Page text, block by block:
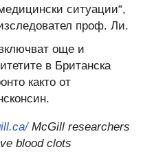
ситуации“,
проф. Ли.
още и
в Британска
както от
McGill researchers
blood clots